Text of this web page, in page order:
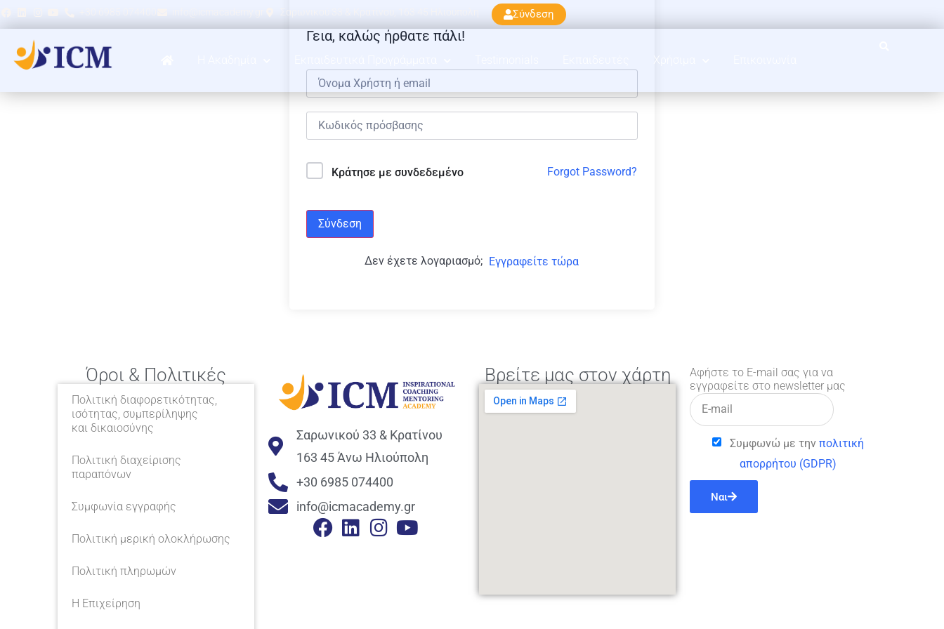
Σύνδεση
Χρήσιμα
Γεια, καλώς ήρθατε πάλι!
Κράτησε με συνδεδεμένο Forgot Password?
Σύνδεση
Δεν έχετε λογαριασμό; Εγγραφείτε τώρα
Όροι & Πολιτικές
Πολιτική διαφορετικότητας,
ισότητας, συμπερίληψης
και δικαιοσύνης
Πολιτική διαχείρισης
παραπόνων
Συμφωνία εγγραφής
Πολιτική μερική ολοκλήρωσης
Πολιτική πληρωμών
Η Επιχείρηση
Σαρωνικού 33 & Κρατίνου
163 45 Άνω Ηλιούπολη
+30 6985 074400
info@icmacademy.gr
Βρείτε μας στον χάρτη
Αφήστε το E-mail σας για να
εγγραφείτε στο newsletter μας
Συμφωνώ με την πολιτική
απορρήτου (GDPR)
Ναι